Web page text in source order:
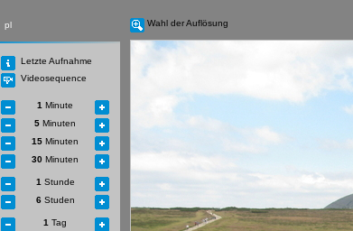
pl
Letzte Aufnahme
Videosequence
1 Minute
5 Minuten
15 Minuten
30 Minuten
1 Stunde
6Studen
1 Tag
Wahl der Auflösung